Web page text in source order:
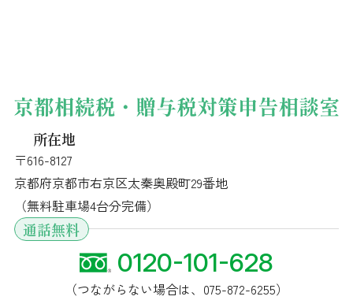
所在地
〒616-8127
京都府京都市右京区太秦奥殿町29番地
（無料駐車場4台分完備）
通話無料
0120-101-628
（つながらない場合は、 075-872-6255）